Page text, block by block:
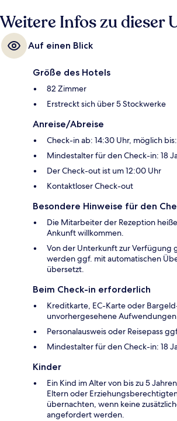
Weitere Infos zu dieser
Auf einen Blick
Größe des Hotels
82 Zimmer
Erstreckt sich über 5 Stockwerke
Anreise/Abreise
Check-in ab: 14:30 Uhr, möglich
Mindestalter für den Check-in: 18
Der Check-out ist um 12:00 Uhr
Kontaktloser Check-out
Besondere Hinweise für den
Die Mitarbeiter der Rezeption
Ankunft willkommen.
Von der Unterkunft zur Verfügung
werden ggf. mit automatischen
übersetzt.
Beim Check-in erforderlich
Kreditkarte, EC-Karte oder
unvorhergesehene Aufwendungen
Personalausweis oder Reisepass
Mindestalter für den Check-in: 18
Kinder
Ein Kind im Alter von bis zu 5
Eltern oder
übernachten, wenn keine
angefordert werden.